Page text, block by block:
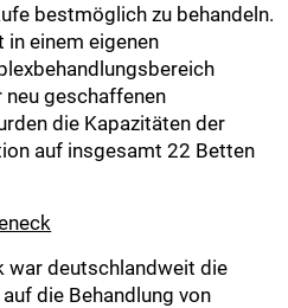
bestmöglich zu behandeln.
einem eigenen
geschaffenen
die Kapazitäten der
auf insgesamt 22 Betten
war deutschlandweit die
die Behandlung von